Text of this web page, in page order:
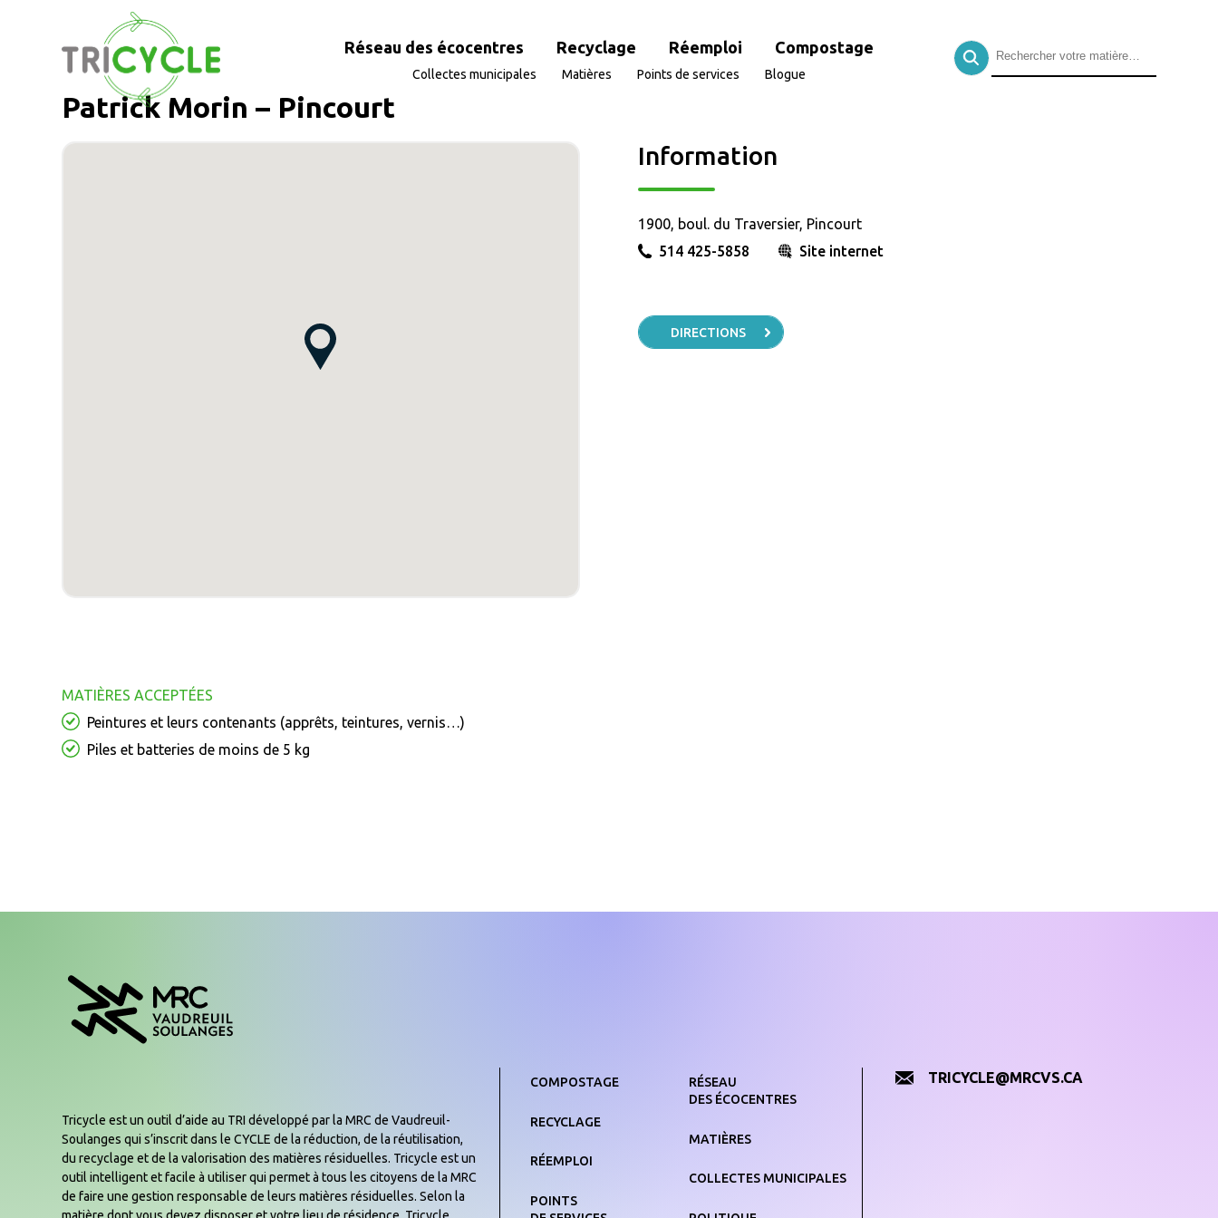
Réseau des écocentres Recyclage Réemploi Compostage
Collectes municipales Matières Points de services Blogue
Patrick Morin – Pincourt
Information
1900, boul. du Traversier, Pincourt
514 425-5858
Site internet
DIRECTIONS
MATIÈRES ACCEPTÉES
Peintures et leurs contenants (apprêts, teintures, vernis…)
Piles et batteries de moins de 5 kg
Tricycle est un outil d’aide au TRI développé par la MRC de Vaudreuil-
Soulanges qui s’inscrit dans le CYCLE de la réduction, de la réutilisation,
du recyclage et de la valorisation des matières résiduelles. Tricycle est un
outil intelligent et facile à utiliser qui permet à tous les citoyens de la MRC
de faire une gestion responsable de leurs matières résiduelles. Selon la
COMPOSTAGE
RECYCLAGE
RÉEMPLOI
POINTS
RÉSEAU
DES ÉCOCENTRES
MATIÈRES
COLLECTES MUNICIPALES
TRICYCLE@MRCVS.CA